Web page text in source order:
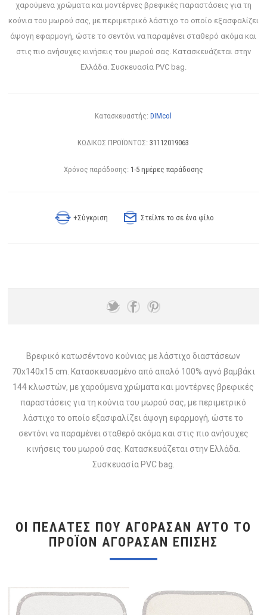
χαρούμενα χρώματα και μοντέρνες βρεφικές παραστάσεις για τη
κούνια του μωρού σας, με περιμετρικό λάστιχο το οποίο εξασφαλίζει
άψογη εφαρμογή, ώστε το σεντόνι να παραμένει σταθερό ακόμα και
στις πιο ανήσυχες κινήσεις του μωρού σας. Κατασκευάζεται στην
Ελλάδα. Συσκευασία PVC bag.
Κατασκευαστής: DIMcol
ΚΩΔΙΚΟΣ ΠΡΟΪΟΝΤΟΣ: 31112019063
Χρόνος παράδοσης: 1-5 ημέρες παράδοσης
+Σύγκριση Στείλτε το σε ένα φίλο
Βρεφικό κατωσέντονο κούνιας με λάστιχο διαστάσεων
70x140x15 cm. Κατασκευασμένο από απαλό 100% αγνό βαμβάκι
144 κλωστών, με χαρούμενα χρώματα και μοντέρνες βρεφικές
παραστάσεις για τη κούνια του μωρού σας, με περιμετρικό
λάστιχο το οποίο εξασφαλίζει άψογη εφαρμογή, ώστε το
σεντόνι να παραμένει σταθερό ακόμα και στις πιο ανήσυχες
κινήσεις του μωρού σας. Κατασκευάζεται στην Ελλάδα.
Συσκευασία PVC bag.
ΟΙ ΠΕΛΆΤΕΣ ΠΟΥ ΑΓΌΡΑΣΑΝ ΑΥΤΌ ΤΟ
ΠΡΟΪΌΝ ΑΓΌΡΑΣΑΝ ΕΠΊΣΗΣ